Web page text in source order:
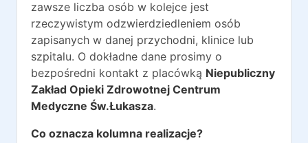
zawsze liczba osób w kolejce jest
rzeczywistym odzwierdziedleniem osób
zapisanych w danej przychodni, klinice lub
szpitalu. O dokładne dane prosimy o
bezpośredni kontakt z placówką Niepubliczny
Zakład Opieki Zdrowotnej Centrum
Medyczne Św.Łukasza.
Co oznacza kolumna realizacje?